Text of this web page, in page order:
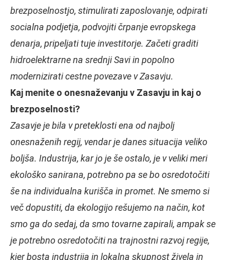
brezposelnostjo, stimulirati zaposlovanje, odpirati
socialna podjetja, podvojiti črpanje evropskega
denarja, pripeljati tuje investitorje. Začeti graditi
hidroelektrarne na srednji Savi in popolno
modernizirati cestne povezave v Zasavju.
Kaj menite o onesnaževanju v Zasavju in kaj o
brezposelnosti?
Zasavje je bila v preteklosti ena od najbolj
onesnaženih regij, vendar je danes situacija veliko
boljša. Industrija, kar jo je še ostalo, je v veliki meri
ekološko sanirana, potrebno pa se bo osredotočiti
še na individualna kurišča in promet. Ne smemo si
več dopustiti, da ekologijo rešujemo na način, kot
smo ga do sedaj, da smo tovarne zapirali, ampak se
je potrebno osredotočiti na trajnostni razvoj regije,
kjer bosta industrija in lokalna skupnost živela in